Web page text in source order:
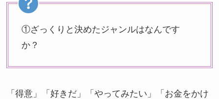
①ざっくりと決めたジャンルはなんです
か？
「得意」「好きだ」「やってみたい」「お金をかけ